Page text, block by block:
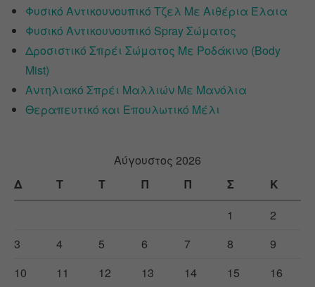
Φυσικό Αντικουνουπικό Τζελ Με Αιθέρια Έλαια
Φυσικό Αντικουνουπικό Spray Σώματος
Δροσιστικό Σπρέι Σώματος Με Ροδάκινο (Body
Mist)
Αντηλιακό Σπρέι Μαλλιών Με Μανόλια
Θεραπευτικό και Επουλωτικό Μέλι
Αύγουστος 2026
Δ
Τ Τ Π Π Σ
Κ
1
2
3
4 5 6 7 8
9
10
11 12 13 14 15 16